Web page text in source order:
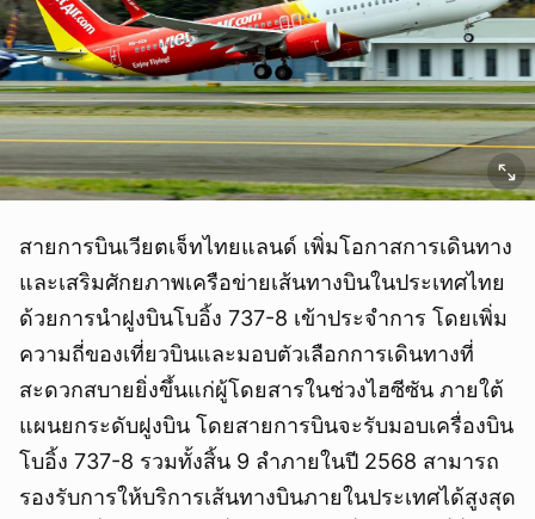
สายการบินเวียตเจ็ทไทยแลนด์ เพิ่มโอกาสการเดินทาง
และเสริมศักยภาพเครือข่ายเส้นทางบินในประเทศไทย
ด้วยการนำฝูงบินโบอิ้ง 737-8 เข้าประจำการ โดยเพิ่ม
ความถี่ของเที่ยวบินและมอบตัวเลือกการเดินทางที่
สะดวกสบายยิ่งขึ้นแก่ผู้โดยสารในช่วงไฮซีซัน ภายใต้
แผนยกระดับฝูงบิน โดยสายการบินจะรับมอบเครื่องบิน
โบอิ้ง 737-8 รวมทั้งสิ้น 9 ลำภายในปี 2568 สามารถ
รองรับการให้บริการเส้นทางบินภายในประเทศได้สูงสุด